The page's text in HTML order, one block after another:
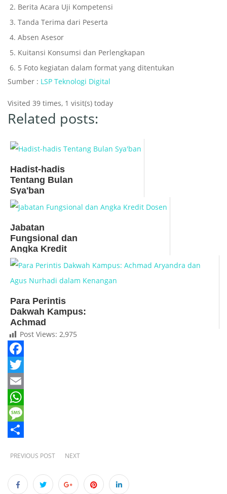
Berita Acara Uji Kompetensi
Tanda Terima dari Peserta
Absen Asesor
Kuitansi Konsumsi dan Perlengkapan
5 Foto kegiatan dalam format yang ditentukan
Sumber : LSP Teknologi Digital
Visited 39 times, 1 visit(s) today
Related posts:
Hadist-hadis
Tentang Bulan
Sya'ban
Jabatan
Fungsional dan
Angka Kredit
Dosen
Para Perintis
Dakwah Kampus:
Achmad
Aryandra dan
Agus Nurhadi
dalam Kenangan
Post Views: 2,975
Facebook
Twitter
Email
WhatsApp
Message
PREVIOUS POST NEXT